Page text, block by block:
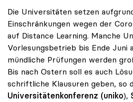
Die Universitäten setzen
Einschränkungen wegen der
auf Distance Learning. Manche
Vorlesungsbetrieb bis Ende Juni
mündliche Prüfungen werden
Bis nach Ostern soll es auch
schriftliche Klausuren geben, so
Universitätenkonferenz (uniko),